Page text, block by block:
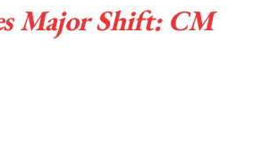
Major Shift: CM